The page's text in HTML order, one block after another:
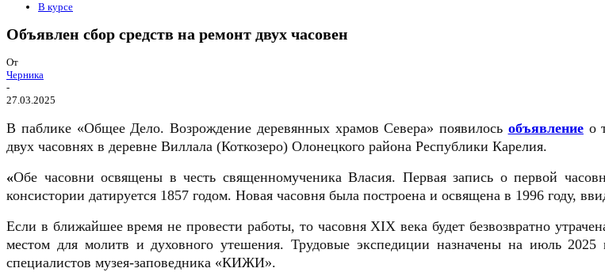
В курсе
Объявлен сбор средств на ремонт двух часовен
От
Черника
-
27.03.2025
В паблике «Общее Дело. Возрождение деревянных храмов Севера» появилось объявлениео
двух часовнях в деревне Виллала (Коткозеро) Олонецкого района Республики Карелия.
«Обе часовни освящены в честь священномученика Власия. Первая запись о первой
консистории датируется 1857 годом. Новая часовня была построена и освящена в 1996 году,
Если в ближайшее время не провести работы, то часовня XIX века будет безвозвратно
местом для молитв и духовного утешения. Трудовые экспедиции назначены на июль
специалистов музея-заповедника «КИЖИ».